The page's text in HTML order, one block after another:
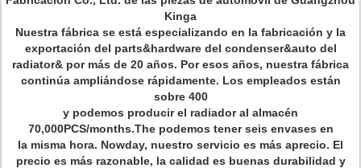
Kinga
Nuestra fábrica se está especializando en la fabricación y la
exportación del parts&hardware del condenser&auto del
radiator& por más de 20 años. Por esos años, nuestra fábrica
continúa ampliándose rápidamente. Los empleados están
sobre 400
y podemos producir el radiador al almacén
70,000PCS/months.The podemos tener seis envases en
la misma hora. Nowday, nuestro servicio es más aprecio. El
precio es más razonable, la calidad es buenas durabilidad y